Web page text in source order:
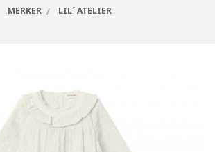
MERKER LIL´ ATELIER